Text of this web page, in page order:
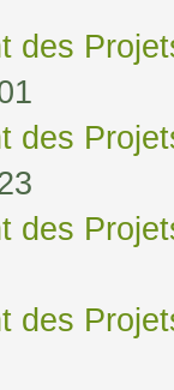
des
des
des
des